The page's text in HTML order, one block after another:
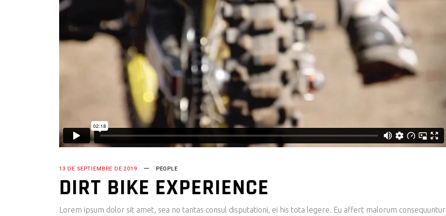
13 DE SEPTIEMBRE DE 2019 PEOPLE
DIRT BIKE EXPERIENCE
Lorem ipsum dolor sit amet, sea no tantas consul disputationi, ei his tota legere. Eu affert malorum consequuntur